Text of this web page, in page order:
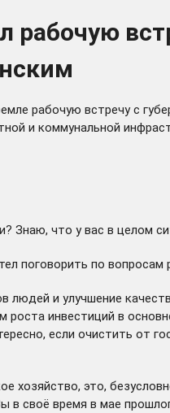
рабочую встречу с
и коммунальной
Знаю, что у вас в целом
поговорить по вопросам
людей и улучшение
инвестиций в
если очистить от
хозяйство, это,
в своё время в мае